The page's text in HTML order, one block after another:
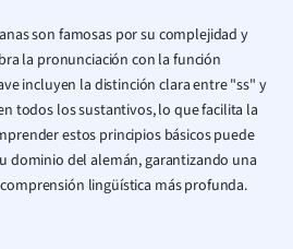
son famosas por su complejidad y
la pronunciación con la función
incluyen la distinción clara entre "ss" y
todos los sustantivos, lo que facilita la
estos principios básicos puede
dominio del alemán, garantizando una
lingüística más profunda.